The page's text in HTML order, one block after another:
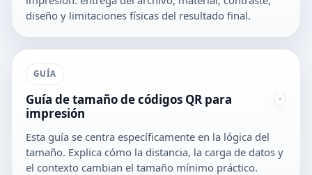
diseño y limitaciones físicas del resultado final.
GUÍA
Guía de tamaño de códigos QR para
impresión
Esta guía se centra específicamente en la lógica del
tamaño. Explica cómo la distancia, la carga de datos y
el contexto cambian el tamaño mínimo práctico.